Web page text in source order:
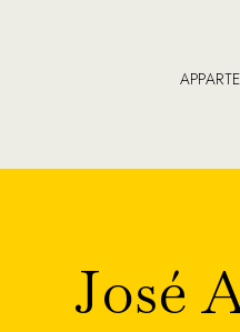
José